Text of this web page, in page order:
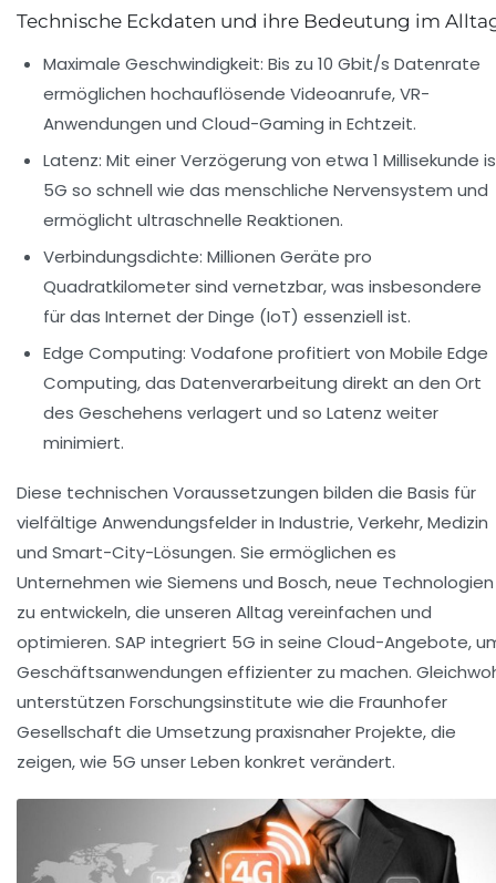
Technische Eckdaten und ihre Bedeutung im
Maximale Geschwindigkeit: Bis zu 10 Gbit/s Datenrate
ermöglichen hochauflösende Videoanrufe, VR-
Anwendungen und Cloud-Gaming in Echtzeit.
Latenz: Mit einer Verzögerung von etwa 1 Millisekunde
5G so schnell wie das menschliche Nervensystem und
ermöglicht ultraschnelle Reaktionen.
Verbindungsdichte: Millionen Geräte pro
Quadratkilometer sind vernetzbar, was insbesondere
für das Internet der Dinge (IoT) essenziell ist.
Edge Computing: Vodafone profitiert von Mobile Edge
Computing, das Datenverarbeitung direkt an den Ort
des Geschehens verlagert und so Latenz weiter
minimiert.
Diese technischen Voraussetzungen bilden die Basis für
vielfältige Anwendungsfelder in Industrie, Verkehr, Medizin
und Smart-City-Lösungen. Sie ermöglichen es
Unternehmen wie Siemens und Bosch, neue Technologien
zu entwickeln, die unseren Alltag vereinfachen und
optimieren. SAP integriert 5G in seine Cloud-Angebote,
Geschäftsanwendungen effizienter zu machen.
unterstützen Forschungsinstitute wie die Fraunhofer
Gesellschaft die Umsetzung praxisnaher Projekte, die
zeigen, wie 5G unser Leben konkret verändert.